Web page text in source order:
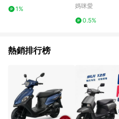
1%
車-迷彩
媽咪愛
0.5%
熱銷排行榜